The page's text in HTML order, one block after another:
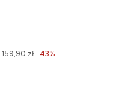
159,90 zł -43%